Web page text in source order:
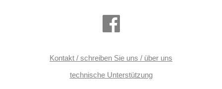
Kontakt / schreiben Sie uns / über uns
technische Unterstützung